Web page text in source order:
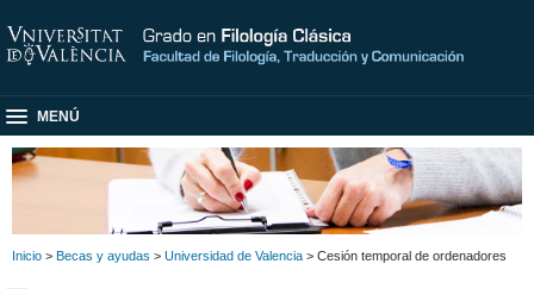
MENÚ
Inicio > Becas y ayudas > Universidad de Valencia > Cesión temporal de ordenadores